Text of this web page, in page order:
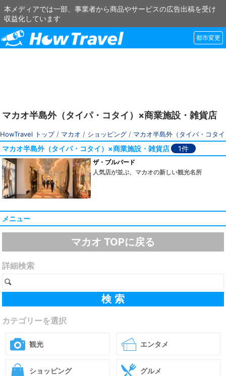
本メディアでは一部、事業者から商品やサービスの広告出稿を受け
収益化しています
都市変更
マカオ半島外（タイパ・コタイ）×商業施設・雑貨店
HowTravel トップ/ マカオ / ショッピング / マカオ半島外（タイパ・コタ
マカオ半島外（タイパ・コタイ）×商業施設・雑貨店 1件
ザ・ブルバード
人気店が並ぶ、マカオの新しい観光名所
メニュー
マカオ TOPに戻る
詳細検索
カテゴリーを選択
観光 エンタメ
ショッピング グルメ